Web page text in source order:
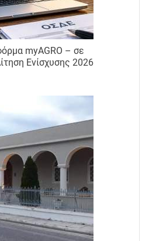
myAGRO – σε
Ενίσχυσης 2026